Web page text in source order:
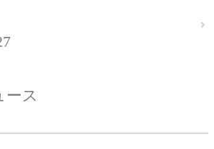
ース